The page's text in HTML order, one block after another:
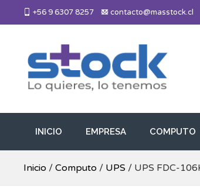
+56 9 6307 8257 contacto@masstock.cl
Más Stock
INICIO EMPRESA COMPUTO
Inicio / Computo / UPS / UPS FDC-